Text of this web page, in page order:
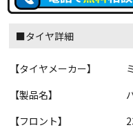
■タイヤ詳細
【タイヤメーカー】
【製品名】
【フロント】